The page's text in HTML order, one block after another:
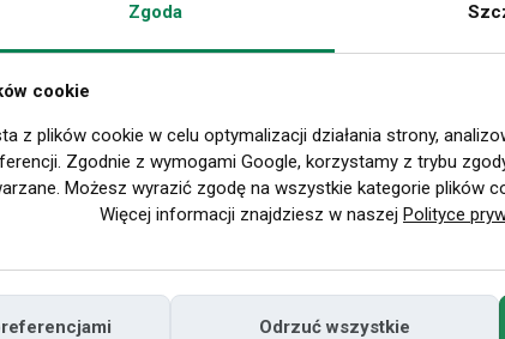
Zgoda
cookie
z plików cookie w celu optymalizacji działania strony,
Zgodnie z wymogami Google, korzystamy z trybu
Możesz wyrazić zgodę na wszystkie kategorie plików
Więcej informacji znajdziesz w naszej Polityce
Odrzuć wszystkie